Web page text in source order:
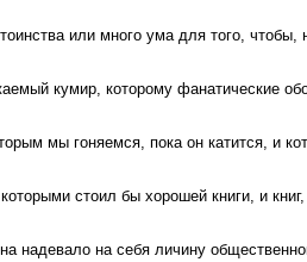
или много ума для того,
кумир, которому фанатические
мы гоняемся, пока он катится, и
стоил бы хорошей книги, и
надевало на себя личину